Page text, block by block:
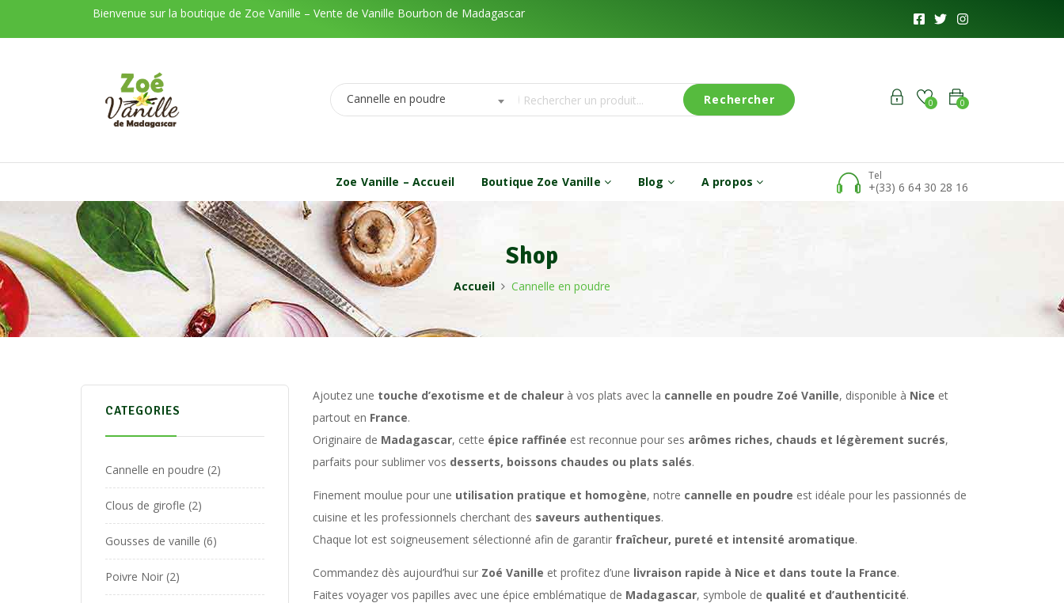
Bienvenue sur la boutique de Zoe Vanille – Vente de Vanille Bourbon de Madagascar
Cannelle en poudre Rechercher 0
0
Zoe Vanille – Accueil Boutique Zoe Vanille Blog A propos Tel
+(33) 6 64 30 28 16
Shop
Accueil Cannelle en poudre
CATEGORIES
Cannelle en poudre 2
Clous de girofle 2
Gousses de vanille 6
Poivre Noir 2
Ajoutez une touche d’exotisme et de chaleurà vos plats avec la cannelle en poudre Zoé Vanille, disponible à Nice et
partout en France.
Originaire de Madagascar, cette épice raffinée est reconnue pour ses arômes riches, chauds et légèrement sucrés,
parfaits pour sublimer vos desserts, boissons chaudes ou plats salés.
Finement moulue pour une utilisation pratique et homogène, notre cannelle en poudre est idéale pour les passionnés de
cuisine et les professionnels cherchant des saveurs authentiques.
Chaque lot est soigneusement sélectionné afin de garantir fraîcheur, pureté et intensité aromatique.
Commandez dès aujourd’hui sur Zoé Vanille et profitez d’une livraison rapide à Nice et dans toute la France.
Faites voyager vos papilles avec une épice emblématique de Madagascar, symbole de qualité et d’authenticité.